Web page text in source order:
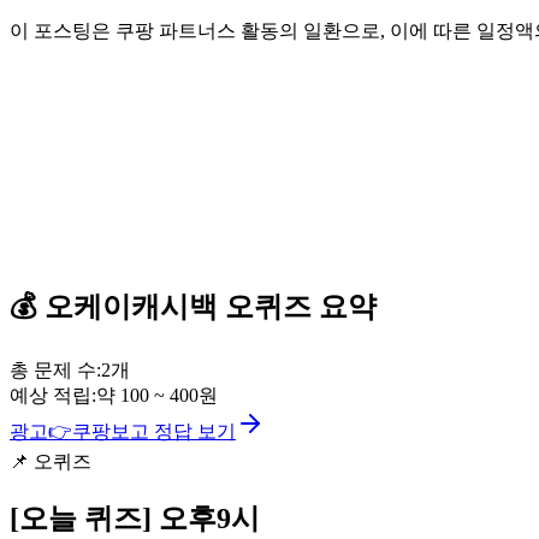
이 포스팅은 쿠팡 파트너스 활동의 일환으로, 이에 따른 일정
💰 오케이캐시백 오퀴즈 요약
총 문제 수:2개
예상 적립:약 100 ~ 400원
광고👉쿠팡보고 정답 보기
📌 오퀴즈
[오늘 퀴즈] 오후9시